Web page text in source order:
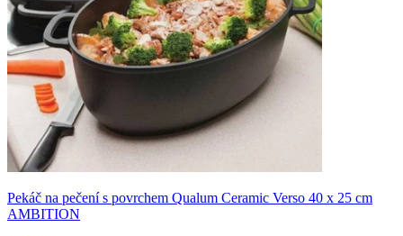
Pekáč na pečení s povrchem Qualum Ceramic Verso 40 x 25 cm
AMBITION